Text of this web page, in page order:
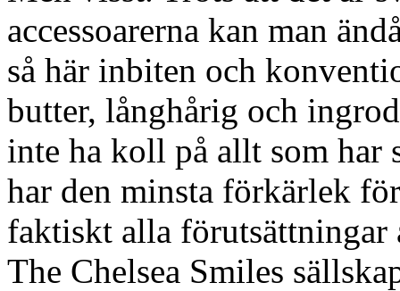
accessoarerna kan man
så här inbiten och
butter, långhårig och
inte ha koll på allt som har
har den minsta förkärlek
faktiskt alla förutsättningar
The Chelsea Smiles